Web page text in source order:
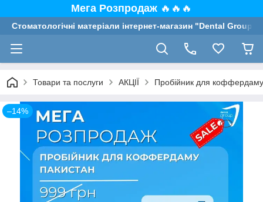
Мега Розпродаж 🔥🔥🔥
Стоматологічні матеріали інтернет-магазин "Dental Group"
Товари та послуги АКЦІЇ Пробійник для
–14%